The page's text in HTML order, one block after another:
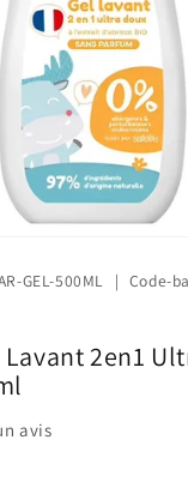
GEL-500ML | Code-
2en1
avis